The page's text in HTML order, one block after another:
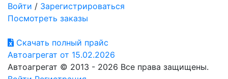
Войти / Зарегистрироваться
Посмотреть заказы
Скачать полный прайс
Автоагрегат от 15.02.2026
Автоагрегат © 2013 - 2026 Все права защищены.